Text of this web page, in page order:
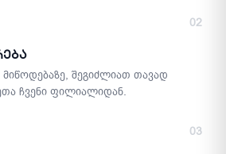
02
შეგიძლიათ თავად
ჩვენი ფილიალიდან.
03